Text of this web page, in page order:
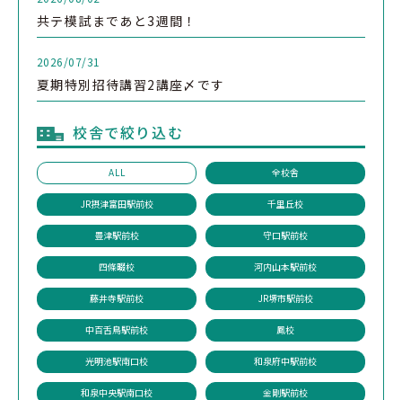
共テ模試まであと3週間！
2026/07/31
夏期特別招待講習2講座〆です
校舎で絞り込む
ALL 全校舎
JR摂津富田駅前校 千里丘校
豊津駅前校 守口駅前校
四條畷校 河内山本駅前校
藤井寺駅前校 JR堺市駅前校
中百舌鳥駅前校 鳳校
光明池駅南口校 和泉府中駅前校
和泉中央駅南口校 金剛駅前校